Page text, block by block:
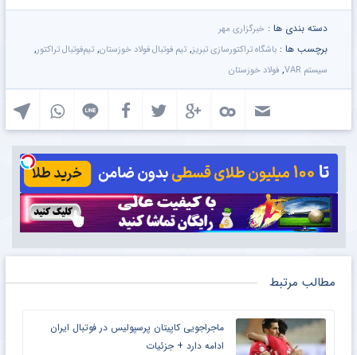
دسته بندی ها : خبرگزاری مهر
برچسب ها : باشگاه تراکتورسازی تبریز, تیم فوتبال فولاد خوزستان, تیم‌فوتبال تراکتور,
سیستم VAR , فولاد خوزستان
مطالب مرتبط
ماجراجویی کاپیتان پرسپولیس در فوتبال ایران
ادامه دارد + جزئیات